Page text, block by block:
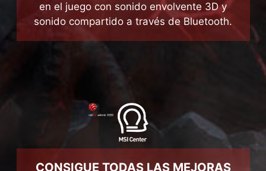
Experimenta y escucha el audio tal y como
fue concebido y compártelo con Nahimic